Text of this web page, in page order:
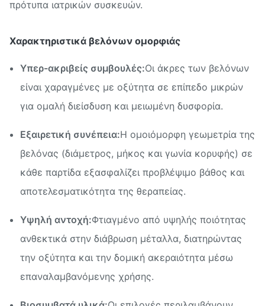
πρότυπα ιατρικών συσκευών.
Χαρακτηριστικά βελόνων ομορφιάς
Υπερ-ακριβείς συμβουλές:Οι άκρες των βελόνων
είναι χαραγμένες με οξύτητα σε επίπεδο μικρών
για ομαλή διείσδυση και μειωμένη δυσφορία.
Εξαιρετική συνέπεια:Η ομοιόμορφη γεωμετρία της
βελόνας (διάμετρος, μήκος και γωνία κορυφής) σε
κάθε παρτίδα εξασφαλίζει προβλέψιμο βάθος και
αποτελεσματικότητα της θεραπείας.
Υψηλή αντοχή:Φτιαγμένο από υψηλής ποιότητας
ανθεκτικά στην διάβρωση μέταλλα, διατηρώντας
την οξύτητα και την δομική ακεραιότητα μέσω
επαναλαμβανόμενης χρήσης.